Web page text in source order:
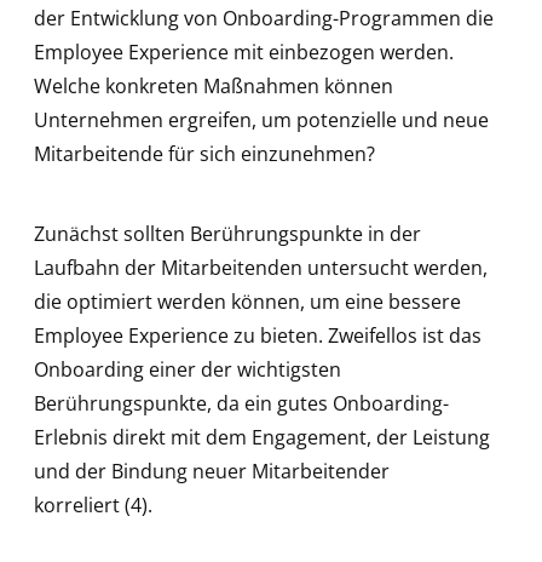
der Entwicklung von Onboarding-Programmen die
Employee Experience mit einbezogen werden.
Welche konkreten Maßnahmen können
Unternehmen ergreifen, um potenzielle und neue
Mitarbeitende für sich einzunehmen?
Zunächst sollten Berührungspunkte in der
Laufbahn der Mitarbeitenden untersucht werden,
die optimiert werden können, um eine bessere
Employee Experience zu bieten. Zweifellos ist das
Onboarding einer der wichtigsten
Berührungspunkte, da ein gutes Onboarding-
Erlebnis direkt mit dem Engagement, der Leistung
und der Bindung neuer Mitarbeitender
korreliert (4).